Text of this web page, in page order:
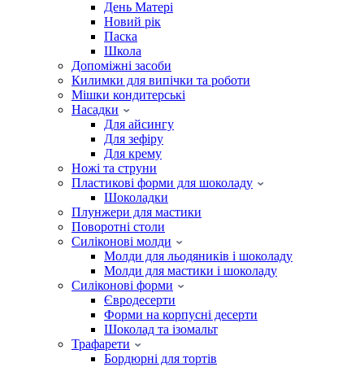
День Матері
Новий рік
Паска
Школа
Допоміжні засоби
Килимки для випічки та роботи
Мішки кондитерські
Насадки
Для айсингу
Для зефіру
Для крему
Ножі та струни
Пластикові форми для шоколаду
Шоколадки
Плунжери для мастики
Поворотні столи
Силіконові молди
Молди для льодяників і шоколаду
Молди для мастики і шоколаду
Силіконові форми
Євродесерти
Форми на корпусні десерти
Шоколад та ізомальт
Трафарети
Бордюрні для тортів